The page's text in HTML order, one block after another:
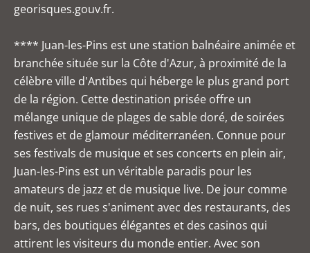
georisques.gouv.fr.
**** Juan-les-Pins est une station balnéaire animée et
branchée située sur la Côte d'Azur, à proximité de la
célèbre ville d'Antibes qui héberge le plus grand port
de la région. Cette destination prisée offre un
mélange unique de plages de sable doré, de soirées
festives et de glamour méditerranéen. Connue pour
ses festivals de musique et ses concerts en plein air,
Juan-les-Pins est un véritable paradis pour les
amateurs de jazz et de musique live. De jour comme
de nuit, ses rues s'animent avec des restaurants, des
bars, des boutiques élégantes et des casinos qui
attirent les visiteurs du monde entier. Avec son